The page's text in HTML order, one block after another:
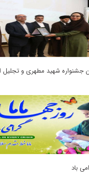
شهید مطهری و تجلیل از
باد